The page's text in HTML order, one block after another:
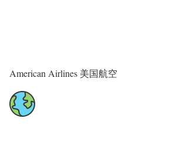
American Airlines 美国航空